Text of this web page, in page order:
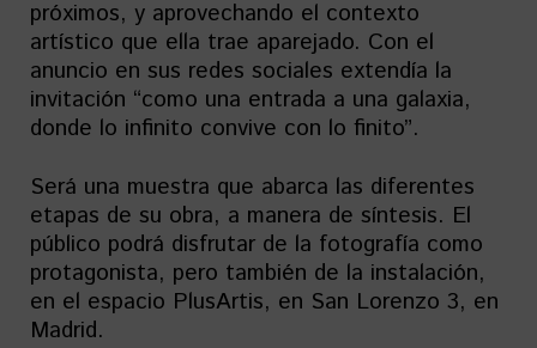
próximos, y aprovechando el contexto
artístico que ella trae aparejado. Con el
anuncio en sus redes sociales extendía la
invitación “como una entrada a una galaxia,
donde lo infinito convive con lo finito”.
Será una muestra que abarca las diferentes
etapas de su obra, a manera de síntesis. El
público podrá disfrutar de la fotografía como
protagonista, pero también de la instalación,
en el espacio PlusArtis, en San Lorenzo 3, en
Madrid.